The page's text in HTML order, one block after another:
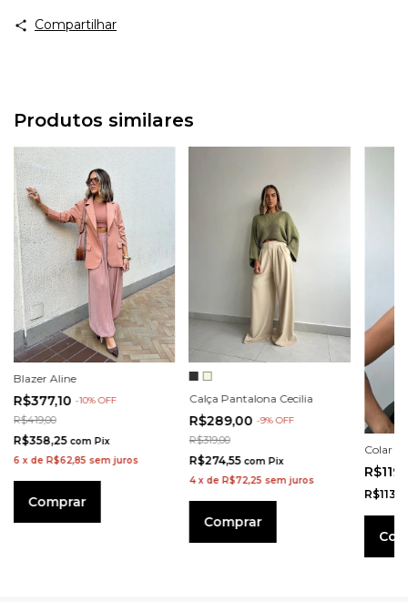
Compartilhar
Produtos similares
Blazer Aline
R$377,10 -10%OFF
R$419,00
R$358,25 com Pix
6 x de R$62,85 sem juros
Comprar
Calça Pantalona Cecilia
R$289,00 -9%OFF
R$319,00
R$274,55 com Pix
4 x de R$72,25 sem juros
Comprar
Colar